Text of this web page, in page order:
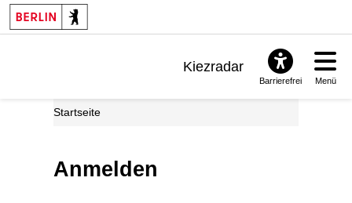
Kiezradar
Barrierefrei Menü
Startseite
Anmelden